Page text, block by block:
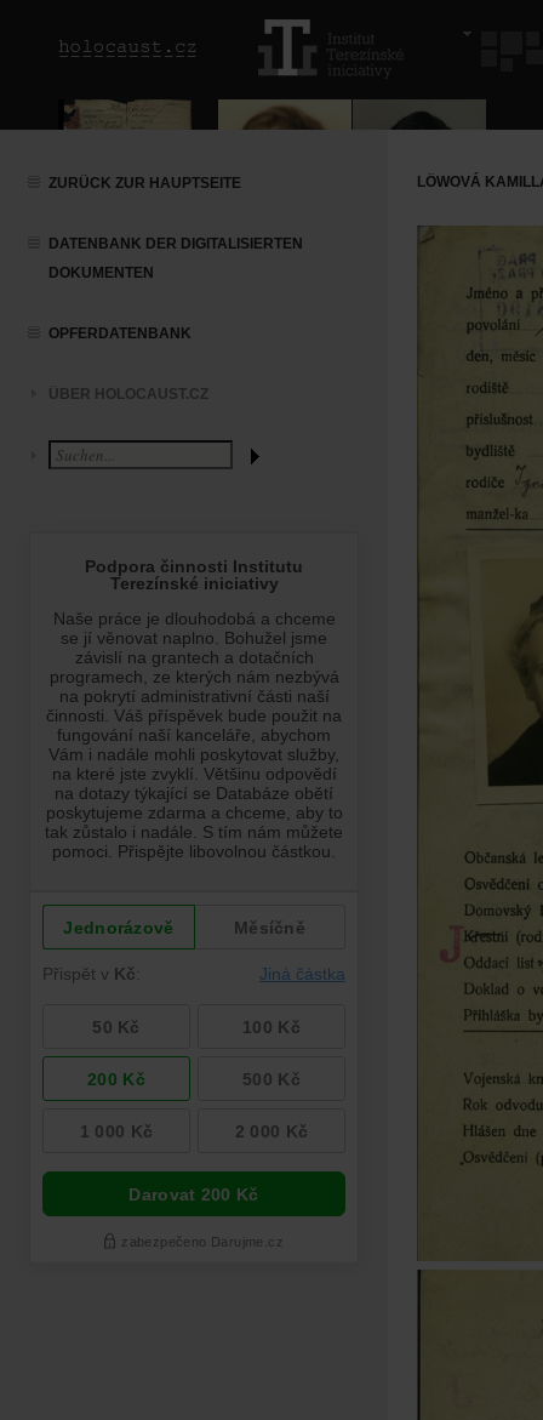
ZURÜCK ZUR HAUPTSEITE
DATENBANK DER DIGITALISIERTEN
DOKUMENTEN
OPFERDATENBANK
ÜBER HOLOCAUST.CZ
LÖWOVÁ